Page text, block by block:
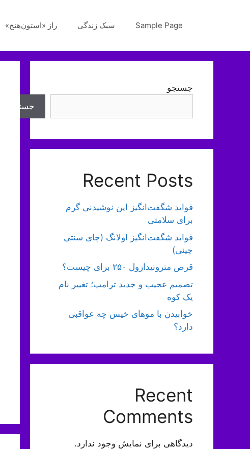
Sample Page سبک زندگی راز «استون‌هنج»
جستجو
جستجو
Recent Posts
فواید شگفت‌انگیز این نوشیدنی گرم
برای سلامتی
فواید شگفت‌انگیز اولانگ (چای سنتی
چینی)
قرص مترونیدازول ۲۵۰ برای چیست؟
تصمیم عجیب و جدید ترامپ؛ تغییر نام
یک کوه
خوابیدن با موهای خیس چه عواقبی
دارد؟
Recent
Comments
دیدگاهی برای نمایش وجود ندارد.